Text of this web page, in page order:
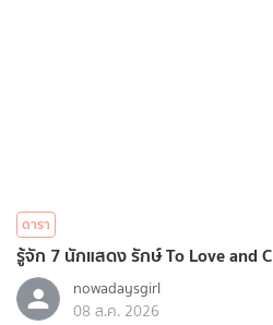
ดารา
รู้จัก 7 นักแสดง รักษ์ To Love and
nowadaysgirl
08 ส.ค. 2026